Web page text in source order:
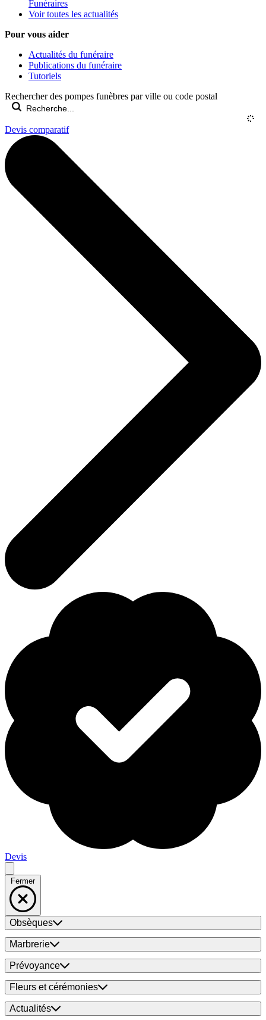
Funéraires
Voir toutes les actualités
Pour vous aider
Actualités du funéraire
Publications du funéraire
Tutoriels
Rechercher des pompes funèbres par ville ou code postal
Devis comparatif
Devis
Fermer
Obsèques
Marbrerie
Prévoyance
Fleurs et cérémonies
Actualités